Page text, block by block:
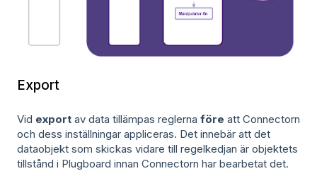
Export
Vid export av data tillämpas reglerna före att Connectorn
och dess inställningar appliceras. Det innebär att det
dataobjekt som skickas vidare till regelkedjan är objektets
tillstånd i Plugboard innan Connectorn har bearbetat det.